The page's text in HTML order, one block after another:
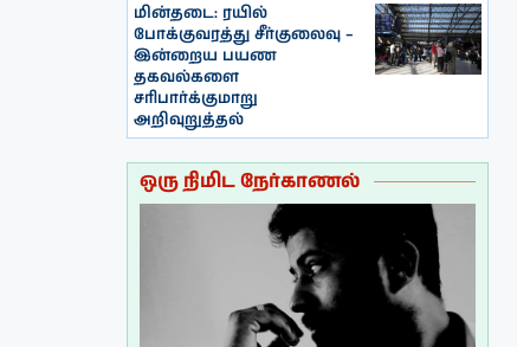
மின்தடை: ரயில்
போக்குவரத்து சீர்குலைவு –
இன்றைய பயண
தகவல்களை
சரிபார்க்குமாறு
அறிவுறுத்தல்
ஒரு நிமிட நேர்காணல்